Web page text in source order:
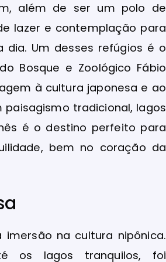
além de ser um polo de
lazer e contemplação para
Um desses refúgios é o
Bosque e Zoológico Fábio
à cultura japonesa e ao
paisagismo tradicional, lagos
é o destino perfeito para
bem no coração da
na cultura nipônica.
os lagos tranquilos, foi